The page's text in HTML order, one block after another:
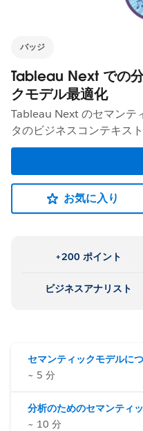
バッジ
Tableau Next での
クモデル最適化
Tableau Next のセマンテ
タのビジネスコンテキス
お気に入り
+200 ポイント
ビジネスアナリスト
セマンティックモデルに
~ 5 分
分析のためのセマンティ
~ 10 分